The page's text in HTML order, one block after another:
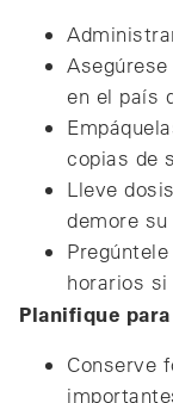
en el país
copias de
Lleve
demore su
horarios si
Planifique
Conserve